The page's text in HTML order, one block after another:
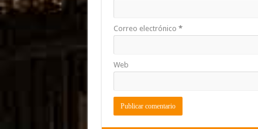
Correo electrónico *
Web